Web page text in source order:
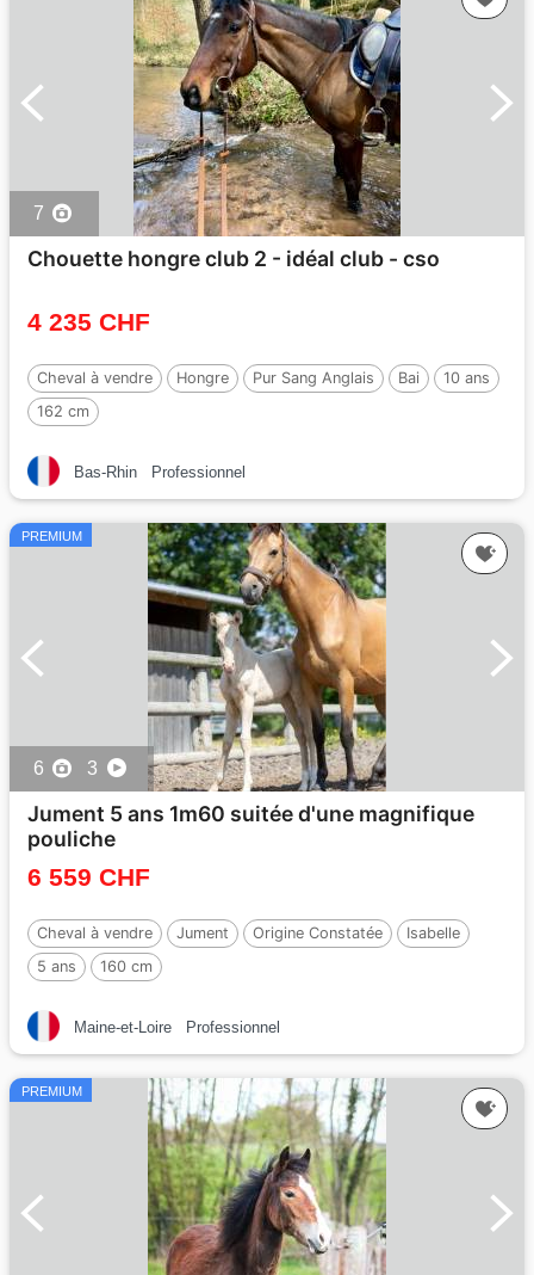
7
Chouette hongre club 2 - idéal club - cso
4 235 CHF
Cheval à vendre Hongre Pur Sang Anglais Bai
10 ans
162 cm
Bas-Rhin Professionnel
PREMIUM
6 3
Jument 5 ans 1m60 suitée d'une magnifique
pouliche
6 559 CHF
Cheval à vendre Jument Origine Constatée
Isabelle
5 ans
160 cm
Maine-et-Loire Professionnel
PREMIUM